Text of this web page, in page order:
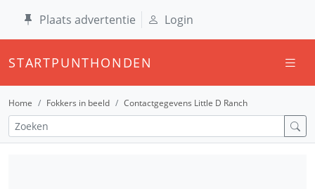
Plaats advertentie Login
STARTPUNTHONDEN
Home Fokkers in beeld Contactgegevens Little D Ranch